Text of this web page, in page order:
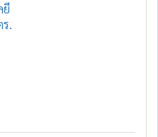
ยี
.